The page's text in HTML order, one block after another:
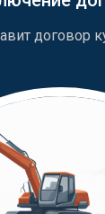
договор